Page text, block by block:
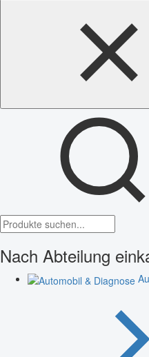
Nach Abteilung